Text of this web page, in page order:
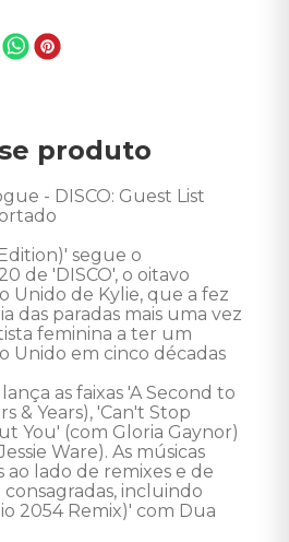
produto
- DISCO: Guest List
segue o
de 'DISCO', o oitavo
Unido de Kylie, que a fez
das paradas mais uma vez
feminina a ter um
Unido em cinco décadas
as faixas 'A Second to
& Years), 'Can't Stop
You' (com Gloria Gaynor)
Ware). As músicas
ao lado de remixes e de
consagradas, incluindo
2054 Remix)' com Dua